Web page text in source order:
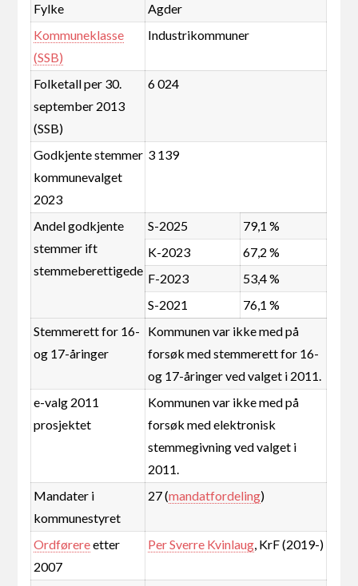
Fylke
Agder
Kommuneklasse
(SSB)
Industrikommuner
Folketall per 30.
september 2013
(SSB)
6 024
Godkjente stemmer
kommunevalget
2023
3 139
Andel godkjente
stemmer ift
stemmeberettigede
S-2025
79,1 %
K-2023
67,2 %
F-2023
53,4 %
S-2021
76,1 %
Stemmerett for 16-
og 17-åringer
Kommunen var ikke med på
forsøk med stemmerett for 16-
og 17-åringer ved valget i 2011.
e-valg 2011
prosjektet
Kommunen var ikke med på
forsøk med elektronisk
stemmegivning ved valget i
2011.
Mandater i
kommunestyret
27 (mandatfordeling)
Ordførereetter
2007
Per Sverre Kvinlaug, KrF (2019-)